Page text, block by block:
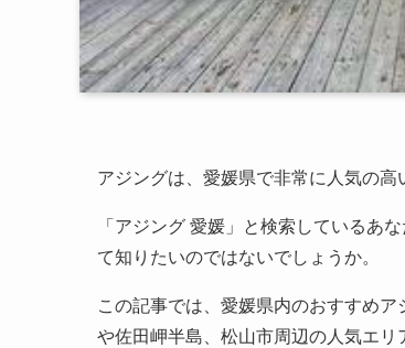
アジングは、愛媛県で非常に人気の高
「アジング 愛媛」と検索しているあ
て知りたいのではないでしょうか。
この記事では、愛媛県内のおすすめ
や佐田岬半島、松山市周辺の人気エ